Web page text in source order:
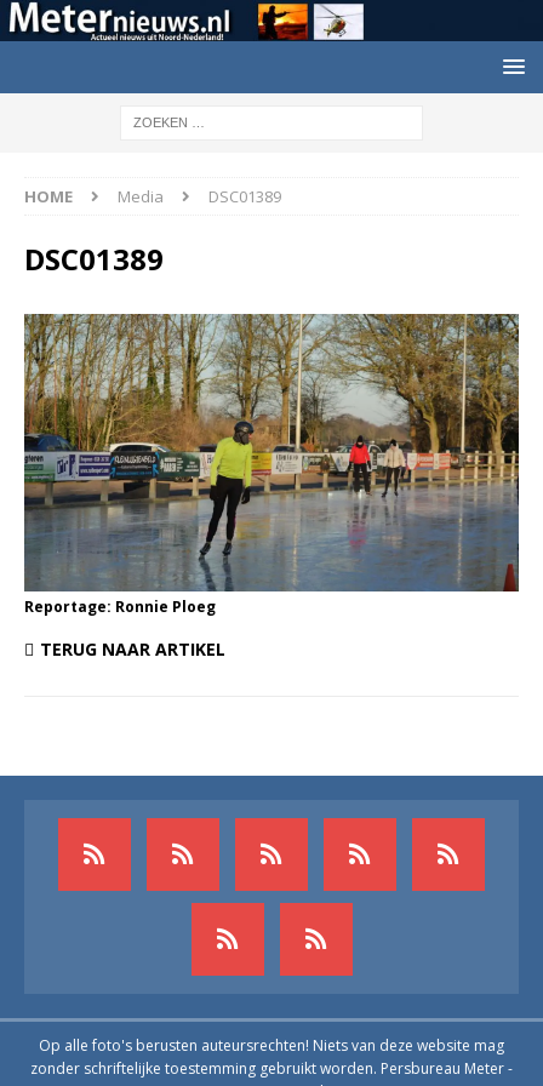
HOME Media DSC01389
DSC01389
Reportage: Ronnie Ploeg
TERUG NAAR ARTIKEL
Op alle foto's berusten auteursrechten! Niets van deze website mag
zonder schriftelijke toestemming gebruikt worden. Persbureau Meter -